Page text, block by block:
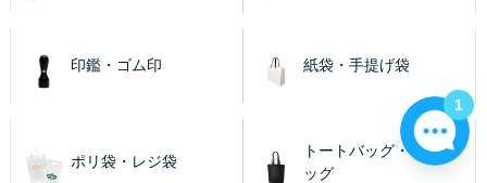
印鑑・ゴム印 紙袋・手提げ袋
ポリ袋・レジ袋
トートバッグ・エコバ
ッグ
1